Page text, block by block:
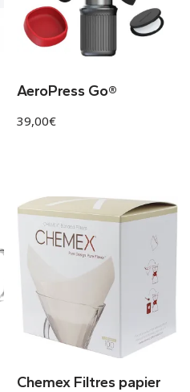
AeroPress Go®
39,00€
Chemex Filtres papier